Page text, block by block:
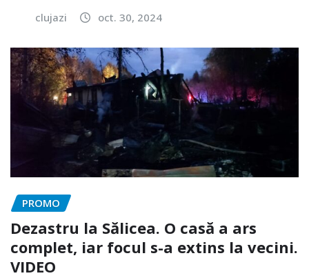
clujazi oct. 30, 2024
PROMO
Dezastru la Sălicea. O casă a ars
complet, iar focul s-a extins la vecini.
VIDEO